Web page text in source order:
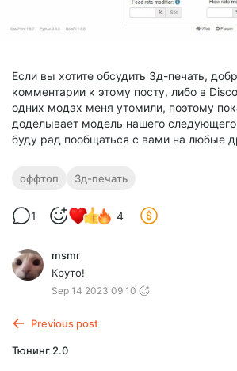
Если вы хотите обсудить 3д-печать,
комментарии к этому посту, либо в
одних модах меня утомили, поэтому
доделывает модель нашего
буду рад пообщаться с вами на любые
оффтоп 3д-печать
1 4
msmr
Круто!
Sep 14 2023 09:10
Previous post
Тюнинг 2.0